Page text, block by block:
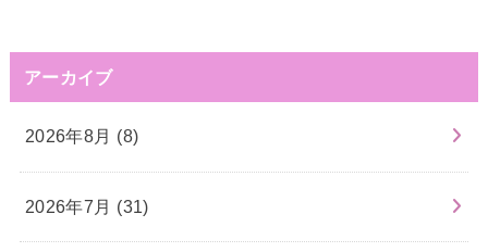
アーカイブ
2026年8月 (8)
2026年7月 (31)